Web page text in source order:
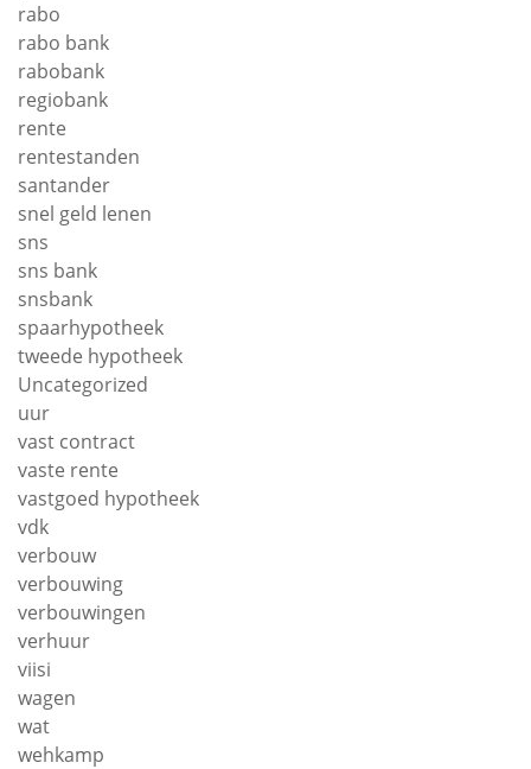
rabo
rabo bank
rabobank
regiobank
rente
rentestanden
santander
snel geld lenen
sns
sns bank
snsbank
spaarhypotheek
tweede hypotheek
Uncategorized
uur
vast contract
vaste rente
vastgoed hypotheek
vdk
verbouw
verbouwing
verbouwingen
verhuur
viisi
wagen
wat
wehkamp